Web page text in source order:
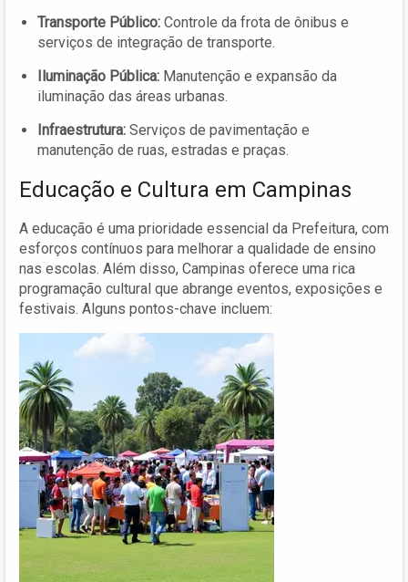
Transporte Público: Controle da frota de ônibus e
serviços de integração de transporte.
Iluminação Pública: Manutenção e expansão da
iluminação das áreas urbanas.
Infraestrutura: Serviços de pavimentação e
manutenção de ruas, estradas e praças.
Educação e Cultura em Campinas
A educação é uma prioridade essencial da Prefeitura, com
esforços contínuos para melhorar a qualidade de ensino
nas escolas. Além disso, Campinas oferece uma rica
programação cultural que abrange eventos, exposições e
festivais. Alguns pontos-chave incluem: